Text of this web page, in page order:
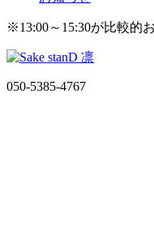
※13:00～15:30が比較的
050-5385-4767